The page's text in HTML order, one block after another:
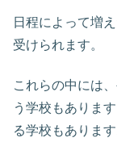
日程によって増
受けられます。
これらの中には
う学校もありま
る学校もあります